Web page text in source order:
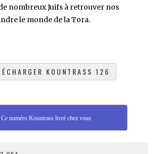
nombreux Juifs à retrouver nos
le monde de la Tora.
numéro Kountrass livré chez vous